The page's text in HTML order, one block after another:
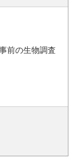
前の生物調査